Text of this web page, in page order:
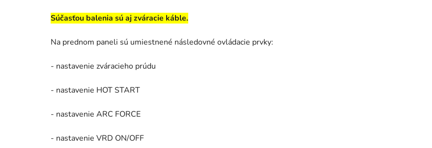
Súčasťou balenia sú aj zváracie káble.
Na prednom paneli sú umiestnené následovné ovládacie prvky:
- nastavenie zváracieho prúdu
- nastavenie HOT START
- nastavenie ARC FORCE
- nastavenie VRD ON/OFF